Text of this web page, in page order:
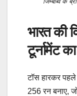
भारत की
टूर्नामेंट
टॉस हारकर
256 रन बनाए,